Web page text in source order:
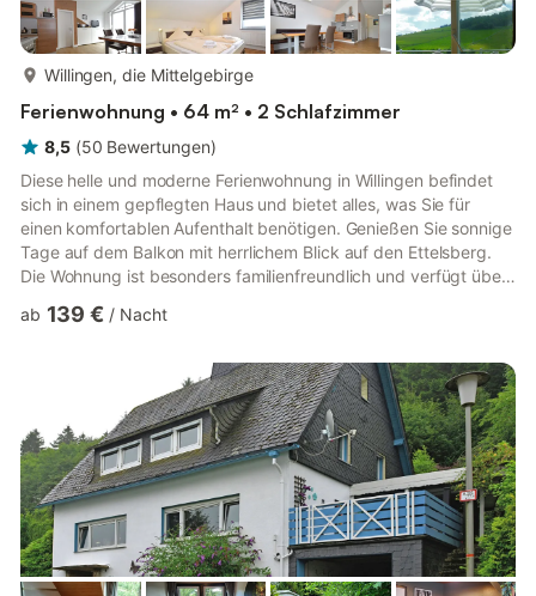
Willingen, die Mittelgebirge
Ferienwohnung • 64 m² • 2 Schlafzimmer
8,5 (50 Bewertungen)
Diese helle und moderne Ferienwohnung in Willingen befindet
sich in einem gepflegten Haus und bietet alles, was Sie für
einen komfortablen Aufenthalt benötigen. Genießen Sie sonnige
Tage auf dem Balkon mit herrlichem Blick auf den Ettelsberg.
Die Wohnung ist besonders familienfreundlich und verfügt über
Rodelhang – ideal für Spaß im Schnee. Willingen ist ein
wärmeren Monaten auch in ein Wanderparadies mit über 300
km malerischen Wanderwegen. Entdecken Sie die Schönheit
der rom...
ab 139 € / Nacht